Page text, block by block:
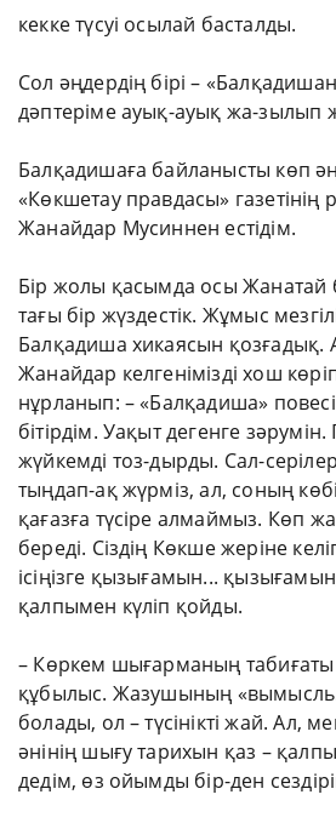
кекке түсуі осылай басталды.
Сол әңдердің бірі –
дәптеріме ауық-ауық жа-зылып
Балқадишаға байланысты көп
«Көкшетау правдасы»
Жанайдар Мусиннен естідім.
Бір жолы қасымда осы
тағы бір жүздестік. Жұмыс
Балқадиша хикаясын қозғадық.
Жанайдар келгенімізді хош
нұрланып: – «Балқадиша»
бітірдім. Уақыт дегенге зәрумін.
жүйкемді тоз-дырды. Сал-
тыңдап-ақ жүрміз, ал, соның
қағазға түсіре алмаймыз. Көп
береді. Сіздің Көкше жеріне
ісіңізге қызығамын...
қалпымен күліп қойды.
– Көркем шығарманың табиғаты
құбылыс. Жазушының
болады, ол – түсінікті жай. Ал,
әнінің шығу тарихын қаз –
дедім, өз ойымды бір-ден